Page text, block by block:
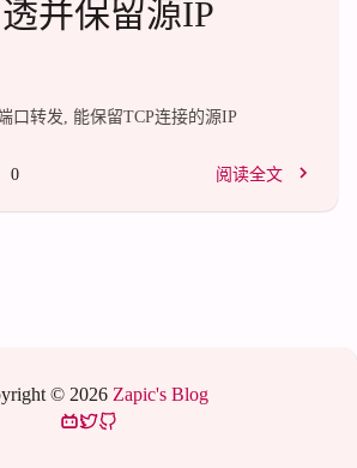
并保留源IP
口转发, 能保留TCP连接的源IP
0 阅读全文
© 2026 Zapic's Blog